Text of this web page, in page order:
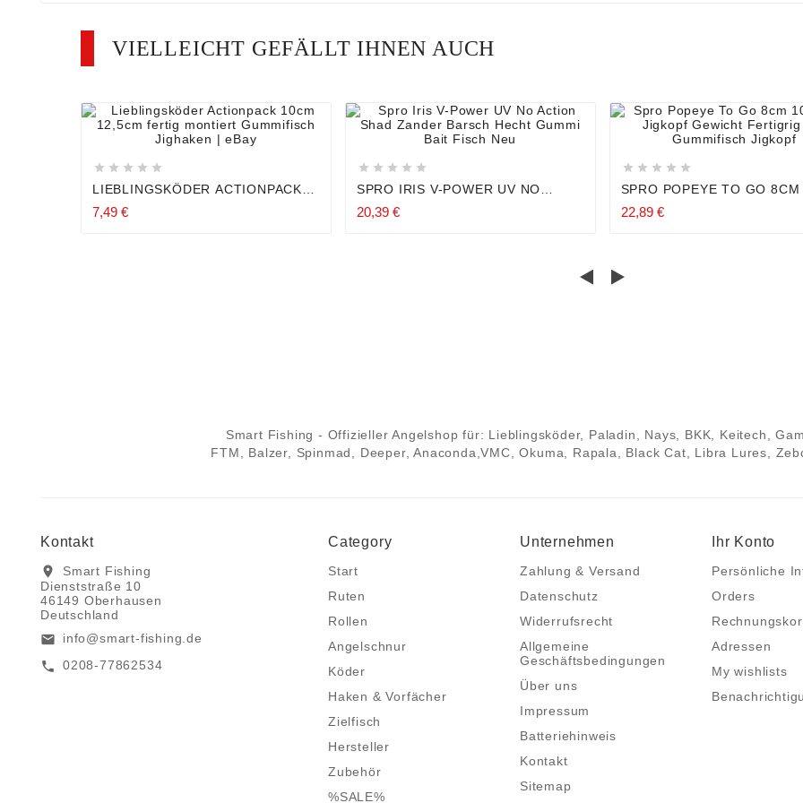
VIELLEICHT GEFÄLLT IHNEN AUCH
   
    
LIEBLINGSKÖDER ACTIONPACK
GUMMIFISCH JIGHAKEN
7,49 €
   
    
SPRO IRIS V-POWER UV NO
HECHT GUMMI BAIT FISCH NEU
20,39 €
   
    
SPRO POPEYE TO GO
FERTIGRIG RIG
22,89 €
Smart Fishing - Offizieller Angelshop für: Lieblingsköder, Paladin, Nays, BKK, Keitech,
FTM, Balzer, Spinmad, Deeper, Anaconda,VMC, Okuma, Rapala, Black Cat, Libra Lures,
Kontakt
location_on
Smart Fishing
Dienststraße 10
46149 Oberhausen
Deutschland
email info@smart-fishing.de
call 0208-77862534
Category
Start
Ruten
Rollen
Angelschnur
Köder
Haken & Vorfächer
Zielfisch
Hersteller
Zubehör
%SALE%
Unternehmen
Zahlung & Versand
Datenschutz
Widerrufsrecht
Allgemeine
Geschäftsbedingungen
Über uns
Impressum
Batteriehinweis
Kontakt
Sitemap
Ihr Konto
Persönliche
Orders
Adressen
My wishlists